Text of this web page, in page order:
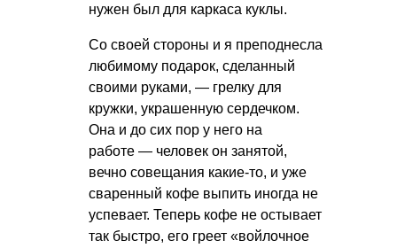
нужен был для каркаса куклы.
Со своей стороны и я преподнесла
любимому подарок, сделанный
своими руками, — грелку для
кружки, украшенную сердечком.
Она и до сих пор у него на
работе — человек он занятой,
вечно совещания какие-то, и уже
сваренный кофе выпить иногда не
успевает. Теперь кофе не остывает
так быстро, его греет «войлочное